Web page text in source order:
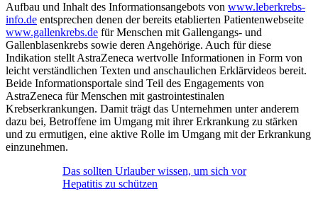
Aufbau und Inhalt des Informationsangebots von www.leberkrebs-
info.de entsprechen denen der bereits etablierten Patientenwebseite
www.gallenkrebs.de für Menschen mit Gallengangs- und
Gallenblasenkrebs sowie deren Angehörige. Auch für diese
Indikation stellt AstraZeneca wertvolle Informationen in Form von
leicht verständlichen Texten und anschaulichen Erklärvideos bereit.
Beide Informationsportale sind Teil des Engagements von
AstraZeneca für Menschen mit gastrointestinalen
Krebserkrankungen. Damit trägt das Unternehmen unter anderem
dazu bei, Betroffene im Umgang mit ihrer Erkrankung zu stärken
und zu ermutigen, eine aktive Rolle im Umgang mit der Erkrankung
einzunehmen.
Das sollten Urlauber wissen, um sich vor
Hepatitis zu schützen